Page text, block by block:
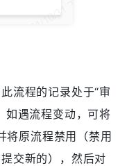
流程的记录处于“审
如遇流程变动，可将
将原流程禁用（禁用
交新的），然后对